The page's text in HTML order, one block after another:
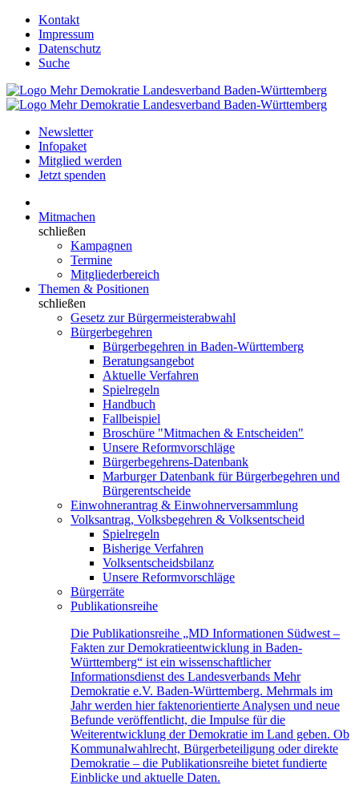
Kontakt
Impressum
Datenschutz
Suche
Newsletter
Infopaket
Mitglied werden
Jetzt spenden
Mitmachen
schließen
Kampagnen
Termine
Mitgliederbereich
Themen & Positionen
schließen
Gesetz zur Bürgermeisterabwahl
Bürgerbegehren
Bürgerbegehren in Baden-Württemberg
Beratungsangebot
Aktuelle Verfahren
Spielregeln
Handbuch
Fallbeispiel
Broschüre "Mitmachen & Entscheiden"
Unsere Reformvorschläge
Bürgerbegehrens-Datenbank
Marburger Datenbank für Bürgerbegehren und
Bürgerentscheide
Einwohnerantrag & Einwohnerversammlung
Volksantrag, Volksbegehren & Volksentscheid
Spielregeln
Bisherige Verfahren
Volksentscheidsbilanz
Unsere Reformvorschläge
Bürgerräte
Publikationsreihe
Die Publikationsreihe „MD Informationen Südwest –
Fakten zur Demokratieentwicklung in Baden-
Württemberg“ ist ein wissenschaftlicher
Informationsdienst des Landesverbands Mehr
Demokratie e.V. Baden-Württemberg. Mehrmals im
Jahr werden hier faktenorientierte Analysen und neue
Befunde veröffentlicht, die Impulse für die
Weiterentwicklung der Demokratie im Land geben. Ob
Kommunalwahlrecht, Bürgerbeteiligung oder direkte
Demokratie – die Publikationsreihe bietet fundierte
Einblicke und aktuelle Daten.